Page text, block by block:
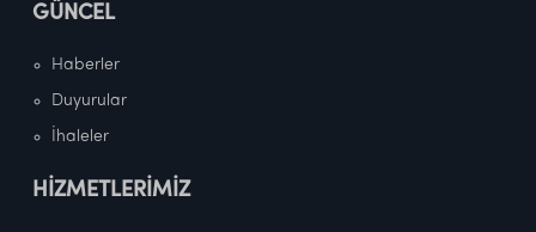
GÜNCEL
Haberler
Duyurular
İhaleler
HİZMETLERİMİZ